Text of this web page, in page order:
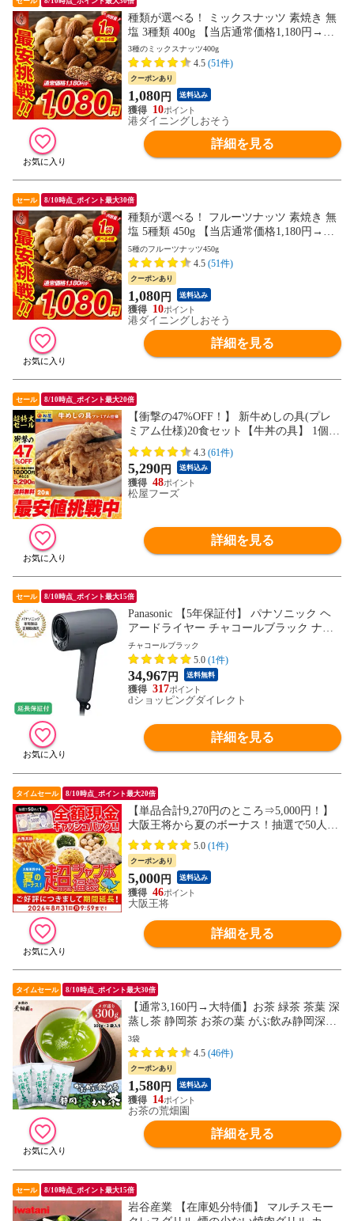
種類が選べる！ ミックスナッツ 素焼き 無
塩 3種類 400g 【当店通常価格1,180円→送
料無料1,080円！】アーモンド カシューナ
ッツ クルミ 食塩不使用 加工オイル不使用
3種のミックスナッツ400g
4.5 (51件)
クーポンあり
1,080円 送料込み
10
港ダイニングしおそう
詳細を見る
セール 8/10時点_ポイント最大30倍
種類が選べる！ フルーツナッツ 素焼き 無
塩 5種類 450g 【当店通常価格1,180円→送
料無料1,080円！】アーモンド カシューナ
ッツ クルミ バナナ レーズン 食塩不使用
加工オイル不使用
5種のフルーツナッツ450g
4.5 (51件)
クーポンあり
1,080円 送料込み
10
港ダイニングしおそう
詳細を見る
セール 8/10時点_ポイント最大20倍
【衝撃の47%OFF！】 新牛めしの具(プレ
ミアム仕様)20食セット【牛丼の具】 1個当
たりたっぷり135g 冷凍食品 当店のイチオ
シ 松屋牛丼 非常食
4.3 (61件)
5,290円 送料込み
48
松屋フーズ
詳細を見る
セール 8/10時点_ポイント最大15倍
Panasonic 【5年保証付】 パナソニック ヘ
アードライヤー チャコールブラック ナノ
ケア 速乾 大風量 ナノイー 髪質改善 まと
まり うるおい EH-NA0K-K
チャコールブラック
5.0 (1件)
34,967 円 送料無料
317
dショッピングダイレクト
詳細を見る
タイムセール 8/10時点_ポイント最大20倍
【単品合計9,270円のところ⇒5,000円！】
大阪王将から夏のボーナス！抽選で50人に
1人全額現金キャッシュバック！超（SUPE
R）ジャンボ福袋
5.0 (1件)
クーポンあり
5,000円 送料込み
46
大阪王将
詳細を見る
タイムセール 8/10時点_ポイント最大30倍
【通常3,160円→大特価】お茶 緑茶 茶葉 深
蒸し茶 静岡茶 お茶の葉 がぶ飲み静岡深む
し茶100g 3袋セット
3袋
4.5 (46件)
クーポンあり
1,580円 送料込み
14
お茶の荒畑園
詳細を見る
セール 8/10時点_ポイント最大15倍
岩谷産業 【在庫処分特価】 マルチスモー